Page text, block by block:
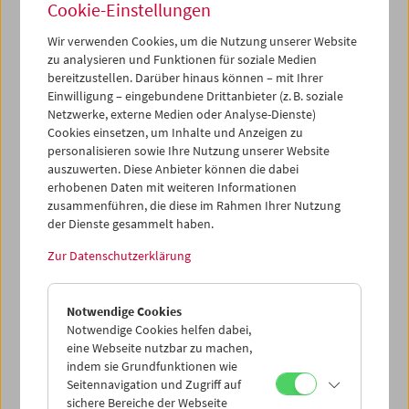
Collection on Screen:
Michael Pilz – Teil 4
7. April 2024
österreichischen Solitärs Michael Pilz eine Auswahl seines
im Filmmuseum aufbewahrten Werks gezeigt. In unserer
sein epischen Werks, diesmal mit
(1997/2005).
Location: Das Tonga Dorf Siachilaba in Simbabwe. Wie
immer: Michael Pilz ist mit seiner Kamera omnipräsent
Cookie-Einstellungen
Wir verwenden Cookies, um die Nutzung unserer Website
zu analysieren und Funktionen für soziale Medien
bereitzustellen. Darüber hinaus können – mit Ihrer
Einwilligung – eingebundene Drittanbieter (z. B. soziale
Netzwerke, externe Medien oder Analyse-Dienste)
Cookies einsetzen, um Inhalte und Anzeigen zu
personalisieren sowie Ihre Nutzung unserer Website
auszuwerten. Diese Anbieter können die dabei
erhobenen Daten mit weiteren Informationen
zusammenführen, die diese im Rahmen Ihrer Nutzung
der Dienste gesammelt haben.
Zur Datenschutzerklärung
Notwendige Cookies
Notwendige Cookies helfen dabei,
eine Webseite nutzbar zu machen,
indem sie Grundfunktionen wie
Seitennavigation und Zugriff auf
sichere Bereiche der Webseite